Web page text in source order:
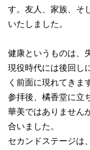
す。友人、家族、そ
いたしました。
健康というものは、
現役時代には後回し
く前面に現れてきま
参拝後、橘香堂に立
華美ではありません
合いました。
セカンドステージは